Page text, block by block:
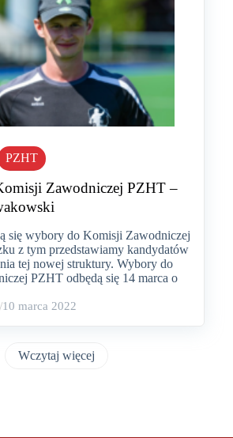
PZHT
Zawodniczej PZHT –
się wybory do Komisji Zawodniczej
z tym przedstawiamy kandydatów
tej nowej struktury. Wybory do
PZHT odbędą się 14 marca o
/10 marca 2022
Wczytaj więcej